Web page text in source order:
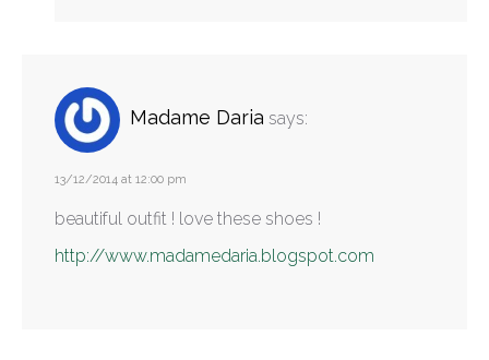
Madame Daria says:
13/12/2014 at 12:00 pm
beautiful outfit ! love these shoes !
http://www.madamedaria.blogspot.com